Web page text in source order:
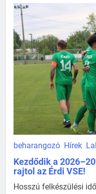
beharangozó Hírek
Kezdődik a
rajtol az Érdi VSE!
Hosszú felkészülési